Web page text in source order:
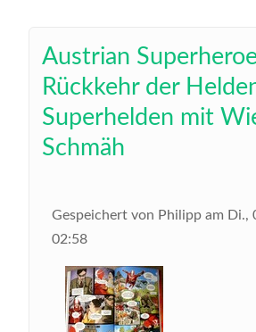
Austrian
Rückkehr der
Superhelden mit
Schmäh
Gespeichert von Philipp am Di.,
02:58